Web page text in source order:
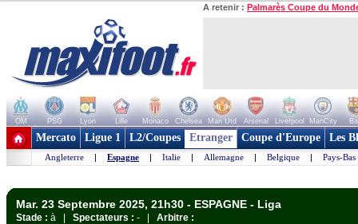
A retenir : Palmarès Coupe du
OM PSG Lyon Lille Monaco Chelsea Man Utd Arsenal Liverpool ManCity
+ de clubs
Mercato Ligue 1 L2/Coupes Etranger Coupe d'Europe Les
Angleterre | Espagne | Italie | Allemagne | Belgique | Pays-Bas
Mar. 23 Septembre 2025, 21h30 - ESPAGNE - Liga
Stade : à | Spectateurs : - | Arbitre :